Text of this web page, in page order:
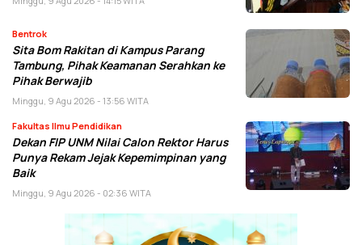
Bentrok
Sita Bom Rakitan di Kampus Parang
Tambung, Pihak Keamanan Serahkan ke
Pihak Berwajib
Minggu, 9 Agu 2026 - 13:56 WITA
Fakultas Ilmu Pendidikan
Dekan FIP UNM Nilai Calon Rektor Harus
Punya Rekam Jejak Kepemimpinan yang
Baik
Minggu, 9 Agu 2026 - 02:36 WITA